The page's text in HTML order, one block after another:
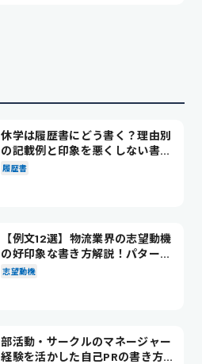
休学は履歴書にどう書く？理由別
の記載例と印象を悪くしない書き
方を解説
履歴書
【例文12選】物流業界の志望動機
の好印象な書き方解説！パターン
別の例文も紹介
志望動機
部活動・サークルのマネージャー
経験を活かした自己PRの書き方を